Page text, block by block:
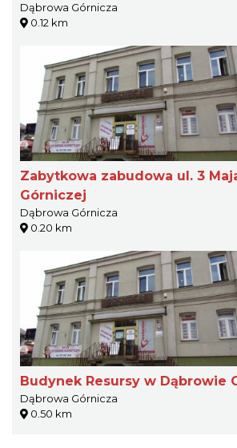
Dąbrowa Górnicza
0.12 km
Zabytkowa zabudowa ul. 3
Górniczej
Dąbrowa Górnicza
0.20 km
Budynek Resursy w Dąbrowie
Dąbrowa Górnicza
0.50 km